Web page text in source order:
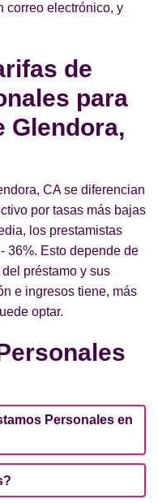
correo electrónico, y
de
para
Glendora,
CA se diferencian
por tasas más bajas
los prestamistas
36%. Esto depende de
préstamo y sus
e ingresos tiene, más
optar.
Personales en